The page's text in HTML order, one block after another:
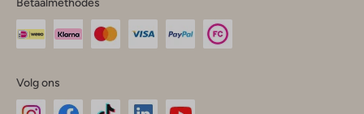
Volg ons